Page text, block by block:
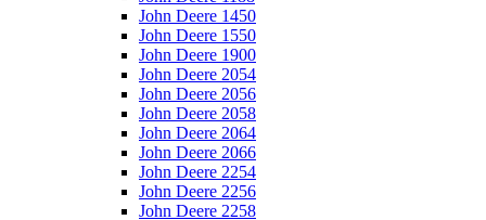
John Deere 1450
John Deere 1550
John Deere 1900
John Deere 2054
John Deere 2056
John Deere 2058
John Deere 2064
John Deere 2066
John Deere 2254
John Deere 2256
John Deere 2258